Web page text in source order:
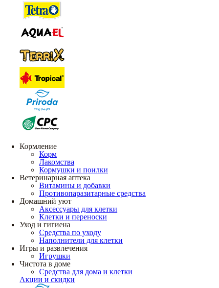
Кормление
Корм
Лакомства
Кормушки и поилки
Ветеринарная аптека
Витамины и добавки
Противопаразитарные средства
Домашний уют
Аксессуары для клетки
Клетки и переноски
Уход и гигиена
Средства по уходу
Наполнители для клетки
Игры и развлечения
Игрушки
Чистота в доме
Средства для дома и клетки
Акции и скидки